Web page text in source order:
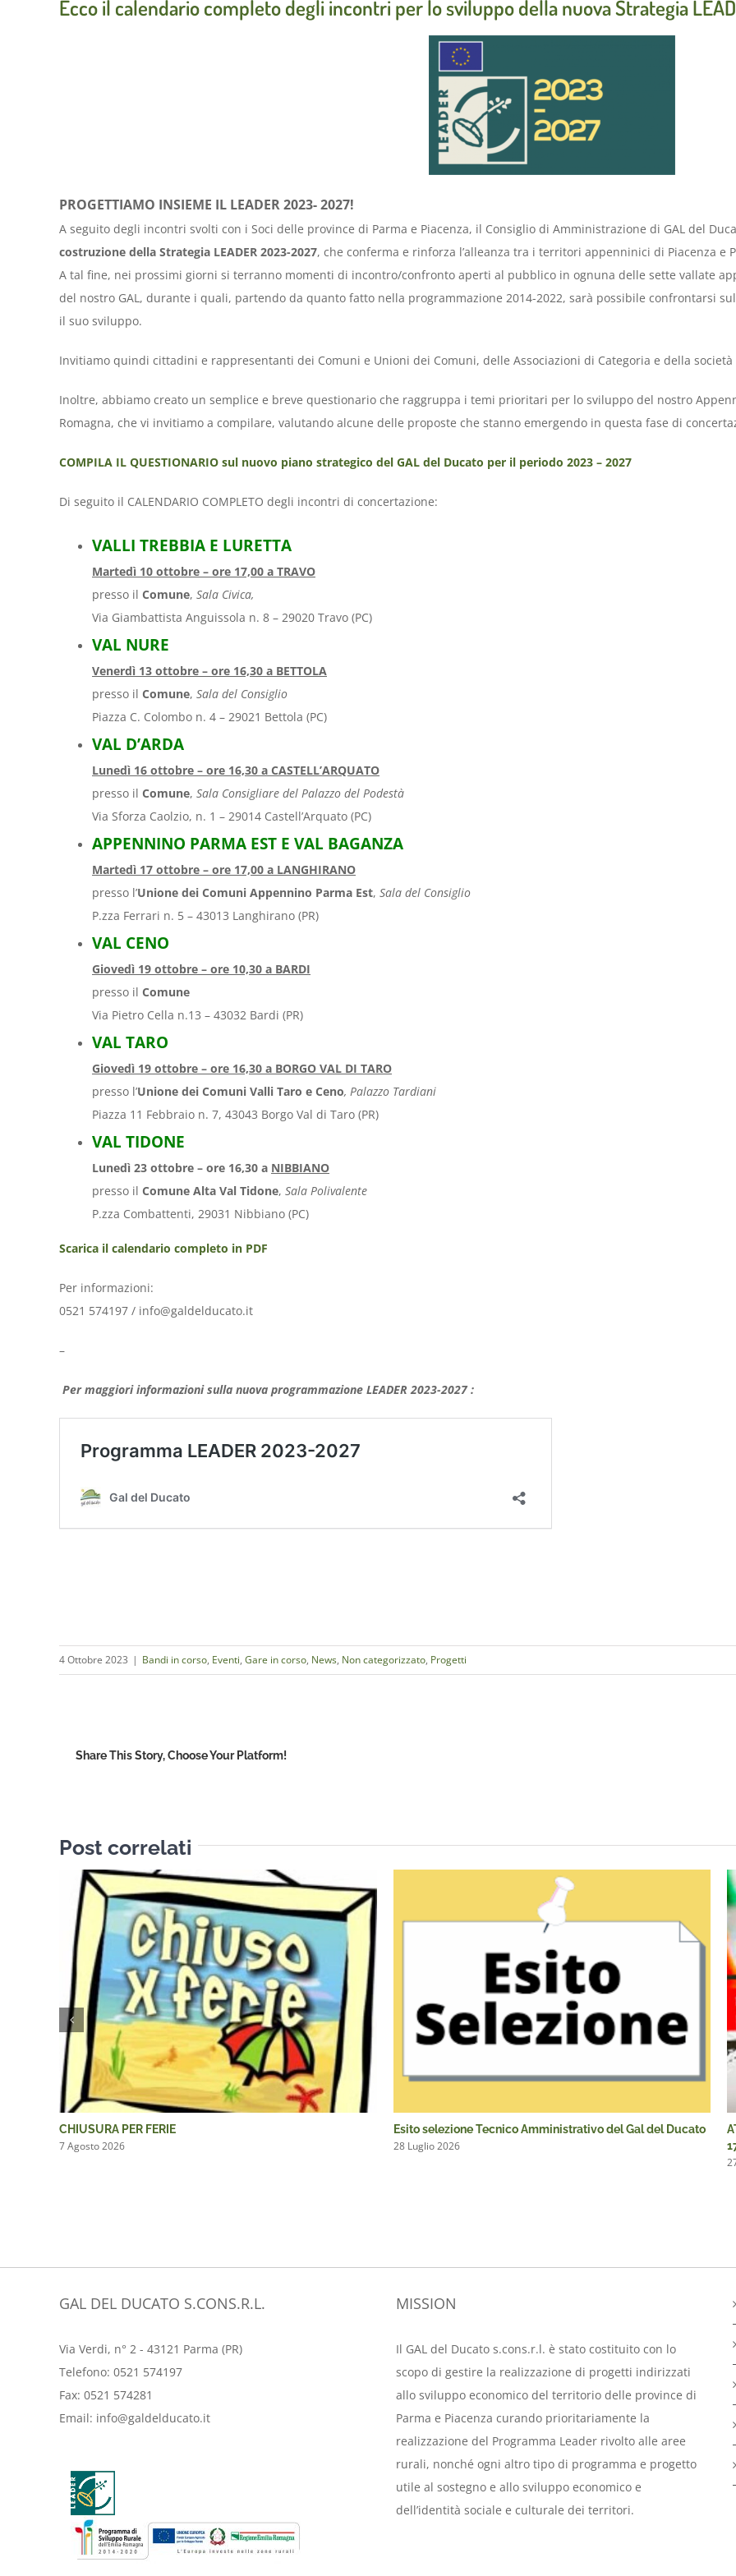
Ecco il calendario completo degli incontri per lo sviluppo della nuova Strategia
PROGETTIAMO INSIEME IL LEADER 2023- 2027!
A seguito degli incontri svolti con i Soci delle province di Parma e Piacenza, il Consiglio di Amministrazione di GAL del
costruzione della Strategia LEADER 2023-2027, che conferma e rinforza l’alleanza tra i territori appenninici di Piacenza e
A tal fine, nei prossimi giorni si terranno momenti di incontro/confronto aperti al pubblico in ognuna delle sette vallate
del nostro GAL, durante i quali, partendo da quanto fatto nella programmazione 2014-2022, sarà possibile confrontarsi
il suo sviluppo.
Invitiamo quindi cittadini e rappresentanti dei Comuni e Unioni dei Comuni, delle Associazioni di Categoria e della
Inoltre, abbiamo creato un semplice e breve questionario che raggruppa i temi prioritari per lo sviluppo del nostro
Romagna, che vi invitiamo a compilare, valutando alcune delle proposte che stanno emergendo in questa fase di
COMPILA IL QUESTIONARIO sul nuovo piano strategico del GAL del Ducato per il periodo 2023 – 2027
Di seguito il CALENDARIO COMPLETO degli incontri di concertazione:
VALLI TREBBIA E LURETTA
Martedì 10 ottobre – ore 17,00 a TRAVO
presso il Comune, Sala Civica,
Via Giambattista Anguissola n. 8 – 29020 Travo (PC)
VAL NURE
Venerdì 13 ottobre – ore 16,30 a BETTOLA
presso il Comune, Sala del Consiglio
Piazza C. Colombo n. 4 – 29021 Bettola (PC)
VAL D’ARDA
Lunedì 16 ottobre – ore 16,30 a CASTELL’ARQUATO
presso il Comune, Sala Consigliare del Palazzo del Podestà
Via Sforza Caolzio, n. 1 – 29014 Castell’Arquato (PC)
APPENNINO PARMA EST E VAL BAGANZA
Martedì 17 ottobre – ore 17,00 a LANGHIRANO
presso l’Unione dei Comuni Appennino Parma Est, Sala del Consiglio
P.zza Ferrari n. 5 – 43013 Langhirano (PR)
VAL CENO
Giovedì 19 ottobre – ore 10,30 a BARDI
presso il Comune
Via Pietro Cella n.13 – 43032 Bardi (PR)
VAL TARO
Giovedì 19 ottobre – ore 16,30 a BORGO VAL DI TARO
presso l’Unione dei Comuni Valli Taro e Ceno, Palazzo Tardiani
Piazza 11 Febbraio n. 7, 43043 Borgo Val di Taro (PR)
VAL TIDONE
Lunedì 23 ottobre – ore 16,30 a NIBBIANO
presso il Comune Alta Val Tidone, Sala Polivalente
P.zza Combattenti, 29031 Nibbiano (PC)
Scarica il calendario completo in PDF
Per informazioni:
0521 574197 / info@galdelducato.it
–
Per maggiori informazioni sulla nuova programmazione LEADER 2023-2027 :
4 Ottobre 2023 | Bandi in corso, Eventi, Gare in corso, News, Non categorizzato, Progetti
Share This Story, Choose Your Platform!
Post correlati
CHIUSURA PER FERIE
7 Agosto 2026
Esito selezione Tecnico Amministrativo del Gal del Ducato
28 Luglio 2026
GAL DEL DUCATO S.CONS.R.L.
Via Verdi, n° 2 - 43121 Parma (PR)
Telefono: 0521 574197
Fax: 0521 574281
Email: info@galdelducato.it
MISSION
Il GAL del Ducato s.cons.r.l. è stato costituito con lo
scopo di gestire la realizzazione di progetti indirizzati
allo sviluppo economico del territorio delle province di
Parma e Piacenza curando prioritariamente la
realizzazione del Programma Leader rivolto alle aree
rurali, nonché ogni altro tipo di programma e progetto
utile al sostegno e allo sviluppo economico e
dell’identità sociale e culturale dei territori.